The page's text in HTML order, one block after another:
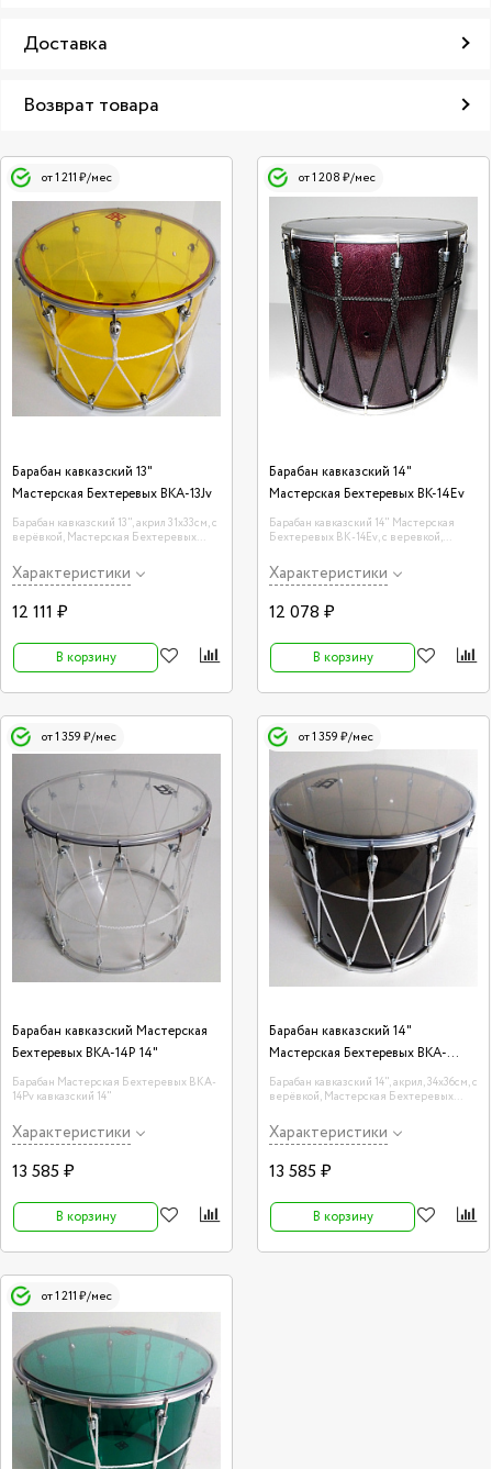
Доставка
Возврат товара
от 1 211 ₽/мес
Барабан кавказский 13"
Мастерская Бехтеревых BKA-13Jv
Барабан кавказский 13", акрил 31х33см, с
верёвкой, Мастерская Бехтеревых
Характеристики
12 111 ₽
В корзину
от 1 208 ₽/мес
Барабан кавказский 14"
Мастерская Бехтеревых BK-14Ev
Барабан кавказский 14" Мастерская
Бехтеревых BK-14Ev, с веревкой,
Характеристики
12 078 ₽
В корзину
от 1 359 ₽/мес
Барабан кавказский Мастерская
Бехтеревых BKA-14P 14"
Барабан Мастерская Бехтеревых BKA-
14Pv кавказский 14"
Характеристики
13 585 ₽
В корзину
от 1 359 ₽/мес
Барабан кавказский 14"
Мастерская Бехтеревых BKA-
14Opv
Барабан кавказский 14", акрил, 34х36см, с
верёвкой, Мастерская Бехтеревых
Характеристики
13 585 ₽
В корзину
от 1 211 ₽/мес